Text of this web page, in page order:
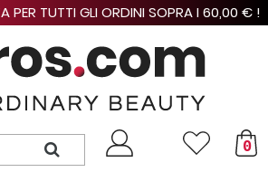
PER TUTTI GLI ORDINI SOPRA I 60,00 € !
0